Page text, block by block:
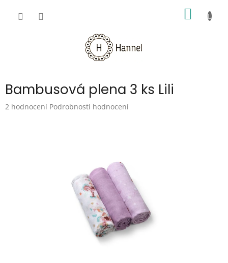
Bambusová plena 3 ks Lili
Průměrné
2 hodnocení Podrobnosti hodnocení